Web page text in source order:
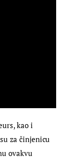
kao i
za činjenicu
ovakvu